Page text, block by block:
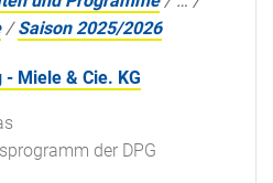
/Saison 2025/2026
Miele & Cie. KG
der DPG